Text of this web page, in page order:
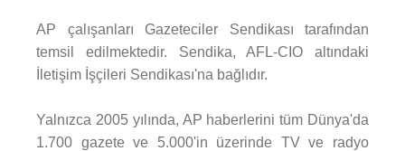
AP çalışanları Gazeteciler Sendikası tarafından
temsil edilmektedir. Sendika, AFL-CIO altındaki
İletişim İşçileri Sendikası'na bağlıdır.
Yalnızca 2005 yılında, AP haberlerini tüm Dünya'da
1.700 gazete ve 5.000'in üzerinde TV ve radyo